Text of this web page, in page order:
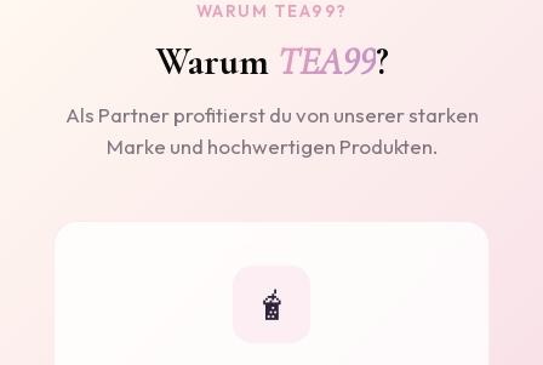
WARUM TEA99?
Warum TEA99?
Als Partner profitierst du von unserer starken
Marke und hochwertigen Produkten.
🧋